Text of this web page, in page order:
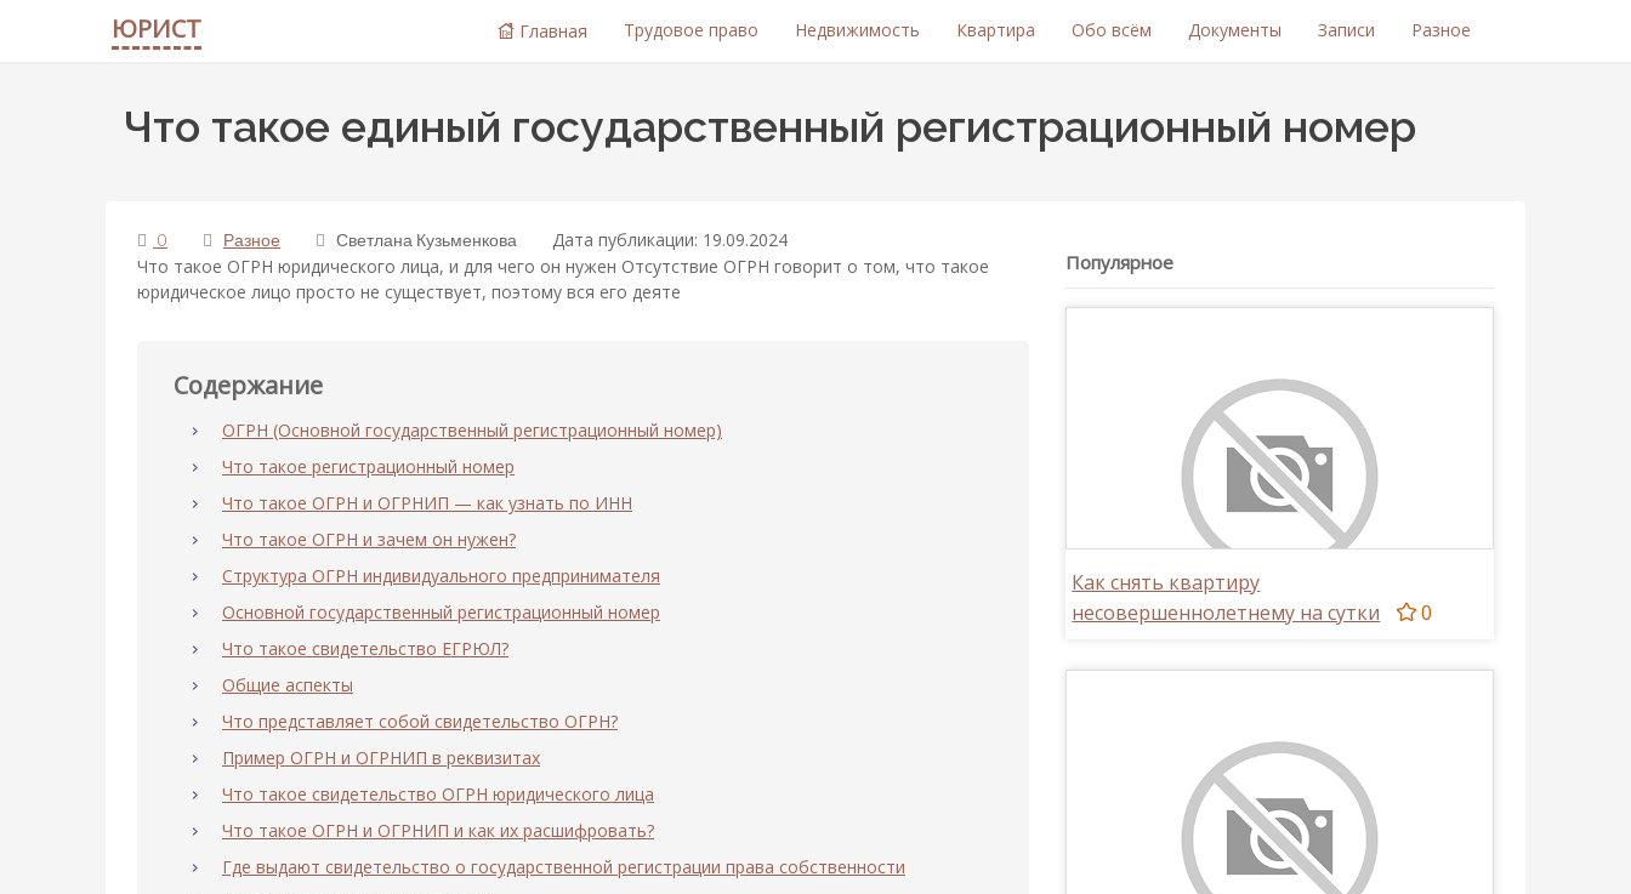
ЮРИСТ Главная Трудовое право Недвижимость Квартира Обо всём Документы Записи Разное
Что такое единый государственный регистрационный номер
0 Разное Светлана Кузьменкова
Дата публикации: 19.09.2024
Что такое ОГРН юридического лица, и для чего он нужен Отсутствие ОГРН говорит о том, что такое
юридическое лицо просто не существует, поэтому вся его деяте
Содержание
ОГРН (Основной государственный регистрационный номер)
Что такое регистрационный номер
Что такое ОГРН и ОГРНИП — как узнать по ИНН
Что такое ОГРН и зачем он нужен?
Структура ОГРН индивидуального предпринимателя
Основной государственный регистрационный номер
Что такое свидетельство ЕГРЮЛ?
Общие аспекты
Что представляет собой свидетельство ОГРН?
Пример ОГРН и ОГРНИП в реквизитах
Что такое свидетельство ОГРН юридического лица
Что такое ОГРН и ОГРНИП и как их расшифровать?
Где выдают свидетельство о государственной регистрации права собственности
Популярное
Как снять квартиру
несовершеннолетнему на сутки
0